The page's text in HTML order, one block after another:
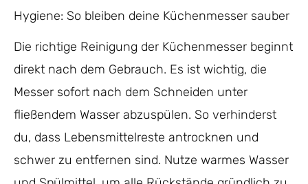
Hygiene: So bleiben deine Küchenmesser sauber
Die richtige Reinigung der Küchenmesser beginnt
direkt nach dem Gebrauch. Es ist wichtig, die
Messer sofort nach dem Schneiden unter
fließendem Wasser abzuspülen. So verhinderst
du, dass Lebensmittelreste antrocknen und
schwer zu entfernen sind. Nutze warmes Wasser